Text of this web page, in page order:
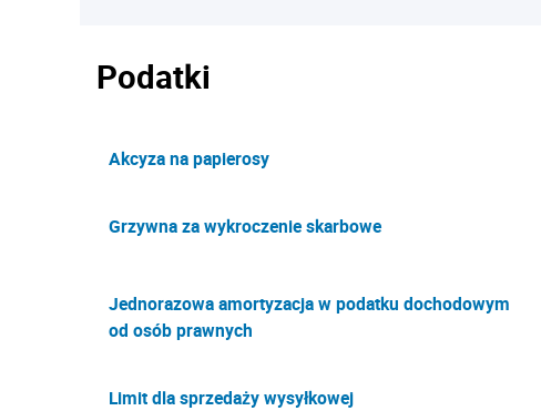
Podatki
Akcyza na papierosy
Grzywna za wykroczenie skarbowe
Jednorazowa amortyzacja w podatku dochodowym
od osób prawnych
Limit dla sprzedaży wysyłkowej